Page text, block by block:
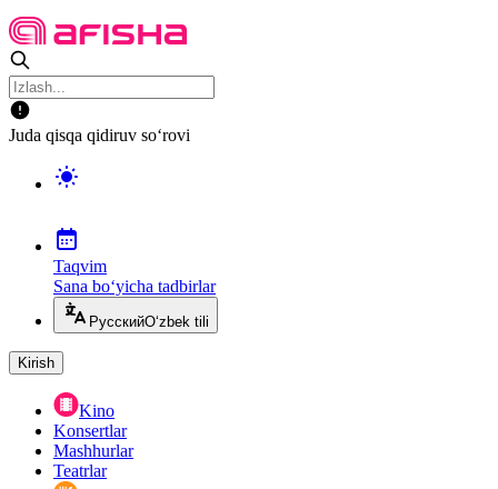
Juda qisqa qidiruv so‘rovi
Taqvim
Sana bo‘yicha tadbirlar
РусскийO‘zbek tili
Kirish
Kino
Konsertlar
Mashhurlar
Teatrlar